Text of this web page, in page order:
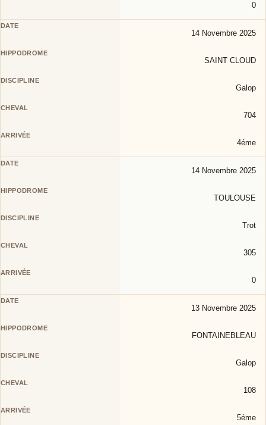
0
14 Novembre 2025
SAINT CLOUD
Galop
704
4éme
14 Novembre 2025
TOULOUSE
Trot
305
0
13 Novembre 2025
FONTAINEBLEAU
Galop
108
5éme